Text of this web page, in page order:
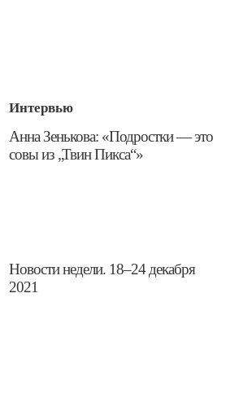
Интервью
​Анна Зенькова: «Подростки — это
совы из „Твин Пикса“»
Новости недели. 18–24 декабря
2021